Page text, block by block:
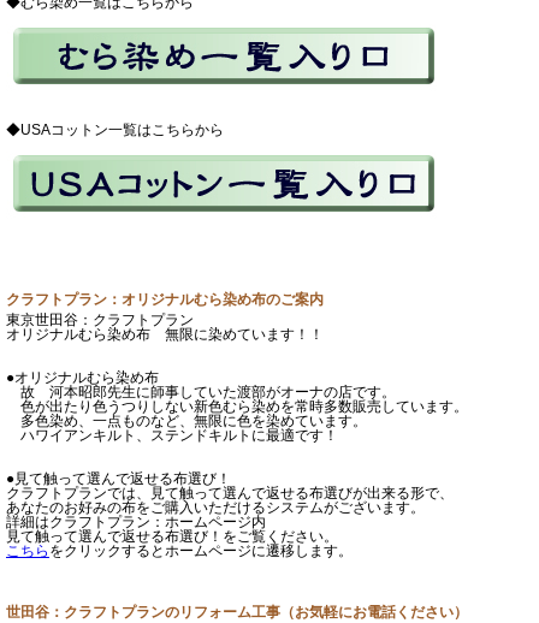
◆USAコットン一覧はこちらから
クラフトプラン：オリジナルむら染め布のご案内
東京世田谷：クラフトプラン
オリジナルむら染め布 無限に染めています！！
●オリジナルむら染め布
故 河本昭郎先生に師事していた渡部がオーナの店です。
色が出たり色うつりしない新色むら染めを常時多数販売しています。
多色染め、一点ものなど、無限に色を染めています。
ハワイアンキルト、ステンドキルトに最適です！
●見て触って選んで返せる布選び！
クラフトプランでは、見て触って選んで返せる布選びが出来る形で、
あなたのお好みの布をご購入いただけるシステムがございます。
詳細はクラフトプラン：ホームページ内
見て触って選んで返せる布選び！をご覧ください。
こちら をクリックするとホームページに遷移します。
世田谷：クラフトプランのリフォーム工事（お気軽にお電話ください）